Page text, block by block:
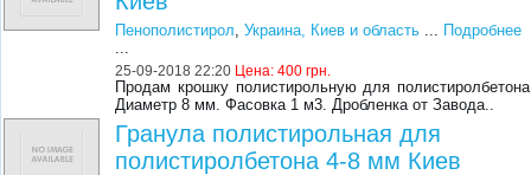
Пенополистирол,Украина, Киев и область ... Подробнее
...
25-09-2018 22:20 Цена:400 грн.
Продам крошку полистирольную для
Диаметр 8 мм. Фасовка 1 м3. Дробленка от Завода..
Гранула полистирольная для
полистиролбетона 4-8 мм Киев